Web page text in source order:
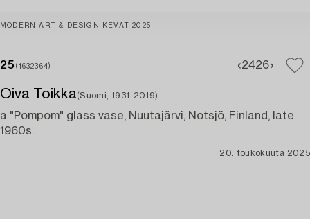
MODERN ART & DESIGN KEVÄT 2025
25 (1632364) 2426
Oiva Toikka(Suomi, 1931-2019)
a "Pompom" glass vase, Nuutajärvi, Notsjö, Finland, late
1960s.
20. toukokuuta 2025